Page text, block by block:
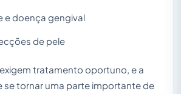
e doença gengival
de pele
tratamento oportuno, e a
se tornar uma parte importante de